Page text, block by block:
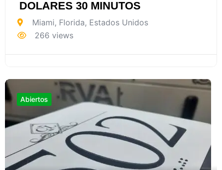
DOLARES 30 MINUTOS
Miami, Florida, Estados Unidos
266 views
Abiertos